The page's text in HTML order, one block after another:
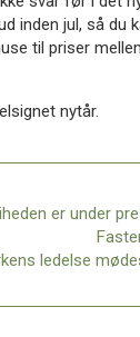
inden jul, så du
til priser
nytår.
ledelse